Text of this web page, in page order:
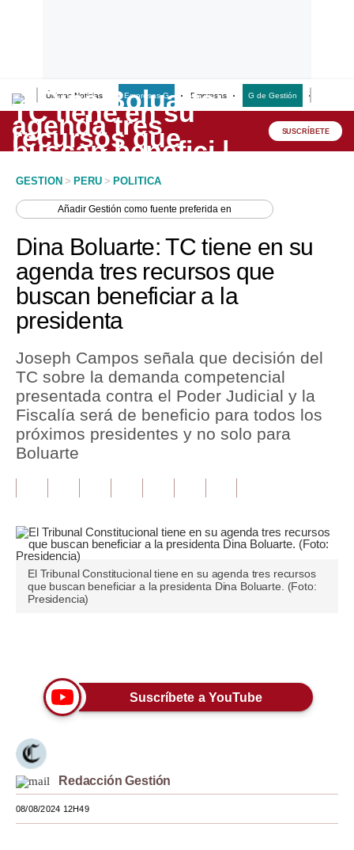
Últimas Noticias Empresas G Empresas G de Gestión
Lo último
Peru Quiosco
Economía
Mercados
Perú
Política
Tu Dinero
Finanzas Personales
Inmobiliarias
Plus G
Editorial
Pregunta de hoy
Blogs
Viajes
Estilos
Mundo
EEUU
SUSCRÍBETE
GESTION > PERU > POLITICA
AñadirGestión como fuente preferida en
Dina Boluarte: TC tiene en su
agenda tres recursos que
buscan beneficiar a la
presidenta
Joseph Campos señala que decisión del
TC sobre la demanda competencial
presentada contra el Poder Judicial y la
Fiscalía será de beneficio para todos los
próximos presidentes y no solo para
Boluarte
El Tribunal Constitucional tiene en su agenda tres recursos
que buscan beneficiar a la presidenta Dina Boluarte. (Foto:
Presidencia)
Suscríbete a YouTube
Redacción Gestión
08/08/2024 12H49